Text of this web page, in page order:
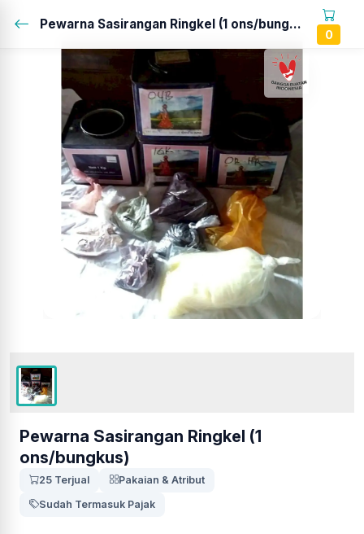
Pewarna Sasirangan Ringkel (1 ons/bungkus)...
0
Pewarna Sasirangan Ringkel (1
ons/bungkus)
25 Terjual
Pakaian & Atribut
Sudah Termasuk Pajak